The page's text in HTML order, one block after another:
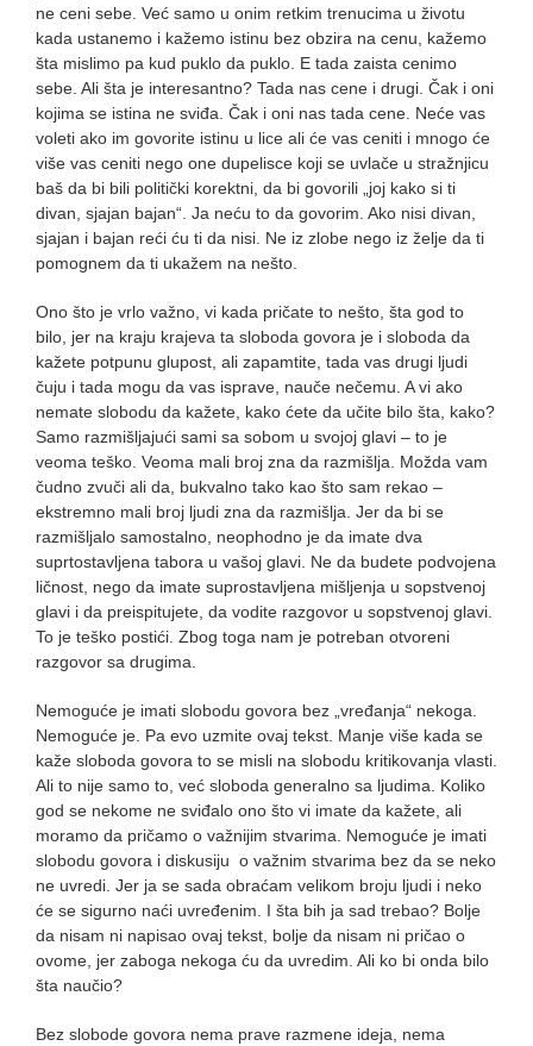
ne ceni sebe. Već samo u onim retkim trenucima u životu
kada ustanemo i kažemo istinu bez obzira na cenu, kažemo
šta mislimo pa kud puklo da puklo. E tada zaista cenimo
sebe. Ali šta je interesantno? Tada nas cene i drugi. Čak i oni
kojima se istina ne sviđa. Čak i oni nas tada cene. Neće vas
voleti ako im govorite istinu u lice ali će vas ceniti i mnogo će
više vas ceniti nego one dupelisce koji se uvlače u stražnjicu
baš da bi bili politički korektni, da bi govorili „joj kako si ti
divan, sjajan bajan“. Ja neću to da govorim. Ako nisi divan,
sjajan i bajan reći ću ti da nisi. Ne iz zlobe nego iz želje da ti
pomognem da ti ukažem na nešto.
Ono što je vrlo važno, vi kada pričate to nešto, šta god to
bilo, jer na kraju krajeva ta sloboda govora je i sloboda da
kažete potpunu glupost, ali zapamtite, tada vas drugi ljudi
čuju i tada mogu da vas isprave, nauče nečemu. A vi ako
nemate slobodu da kažete, kako ćete da učite bilo šta, kako?
Samo razmišljajući sami sa sobom u svojoj glavi – to je
veoma teško. Veoma mali broj zna da razmišlja. Možda vam
čudno zvuči ali da, bukvalno tako kao što sam rekao –
ekstremno mali broj ljudi zna da razmišlja. Jer da bi se
razmišljalo samostalno, neophodno je da imate dva
suprtostavljena tabora u vašoj glavi. Ne da budete podvojena
ličnost, nego da imate suprostavljena mišljenja u sopstvenoj
glavi i da preispitujete, da vodite razgovor u sopstvenoj glavi.
To je teško postići. Zbog toga nam je potreban otvoreni
razgovor sa drugima.
Nemoguće je imati slobodu govora bez „vređanja“ nekoga.
Nemoguće je. Pa evo uzmite ovaj tekst. Manje više kada se
kaže sloboda govora to se misli na slobodu kritikovanja vlasti.
Ali to nije samo to, već sloboda generalno sa ljudima. Koliko
god se nekome ne sviđalo ono što vi imate da kažete, ali
moramo da pričamo o važnijim stvarima. Nemoguće je imati
slobodu govora i diskusiju o važnim stvarima bez da se neko
ne uvredi. Jer ja se sada obraćam velikom broju ljudi i neko
će se sigurno naći uvređenim. I šta bih ja sad trebao? Bolje
da nisam ni napisao ovaj tekst, bolje da nisam ni pričao o
ovome, jer zaboga nekoga ću da uvredim. Ali ko bi onda bilo
šta naučio?
Bez slobode govora nema prave razmene ideja, nema